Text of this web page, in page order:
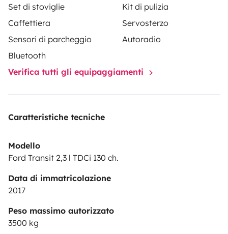
Set di stoviglie
Kit di pulizia
Caffettiera
Servosterzo
Sensori di parcheggio
Autoradio
Bluetooth
Verifica tutti gli equipaggiamenti
Caratteristiche tecniche
Modello
Ford Transit 2,3 l TDCi 130 ch.
Data di immatricolazione
2017
Peso massimo autorizzato
3500 kg